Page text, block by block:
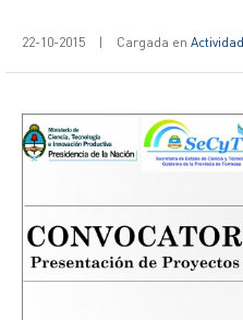
22-10-2015 | Cargada en